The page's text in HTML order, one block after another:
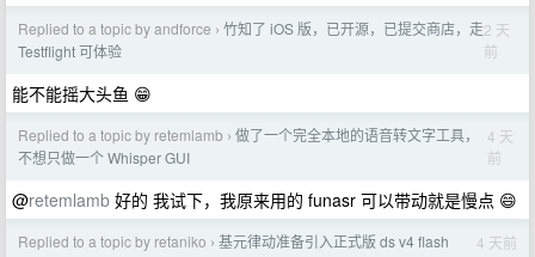
Replied to a topic by andforce › 竹知了 iOS 版，已开源，已提交商店，走
Testflight 可体验
2 天
前
能不能摇大头鱼 😁
Replied to a topic by retemlamb › 做了一个完全本地的语音转文字工具，
不想只做一个 Whisper GUI
4 天
前
@retemlamb 好的 我试下，我原来用的 funasr 可以带动就是慢点 😄
Replied to a topic by retaniko › 基元律动准备引入正式版 ds v4 flash 4 天前